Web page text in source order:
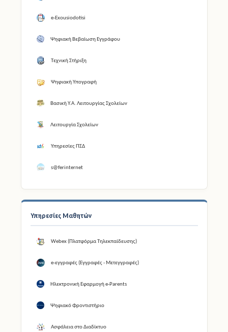
e-Exousiodotisi
Ψηφιακή Βεβαίωση Εγγράφου
Τεχνική Στήριξη
Ψηφιακή Υπογραφή
Βασική Υ.Α. Λειτουργίας Σχολείων
Λειτουργία Σχολείων
Υπηρεσίες ΠΣΔ
s@ferinternet
Υπηρεσίες Μαθητών
Webex (Πλατφόρμα Τηλεκπαίδευσης)
e-εγγραφές (Εγγραφές - Μετεγγραφές)
Ηλεκτρονική Εφαρμογή e-Parents
Ψηφιακό Φροντιστήριο
Ασφάλεια στο Διαδίκτυο